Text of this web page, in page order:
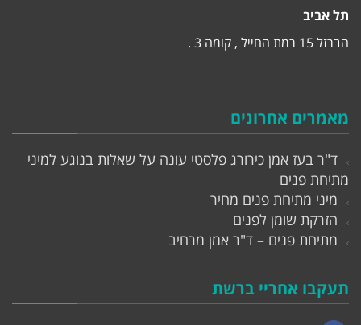
תל אביב
הברזל 15 רמת החייל , קומה 3 .
מאמרים אחרונים
ד"ר בעז אמן כירורג פלסטי עונה על שאלות בנוגע למיני
מתיחת פנים
מיני מתיחת פנים מחיר
הזרקת שומן לפנים
מתיחת פנים – ד"ר אמן מרחיב
תעקבו אחריי ברשת